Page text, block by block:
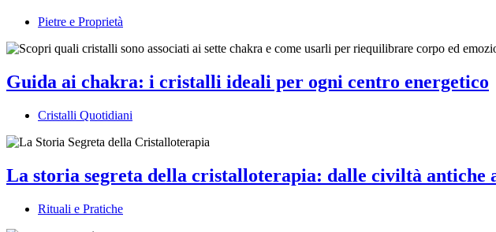
Pietre e Proprietà
Guida ai chakra: i cristalli ideali per ogni centro energetico
Cristalli Quotidiani
La storia segreta della cristalloterapia: dalle civiltà antiche
Rituali e Pratiche